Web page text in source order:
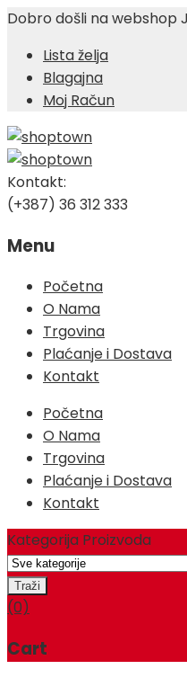
Dobro došli na webshop
Lista želja
Blagajna
Moj Račun
Kontakt:
(+387) 36 312 333
Menu
Skip
content
Početna
O Nama
Trgovina
Plaćanje i Dostava
Kontakt
Početna
O Nama
Trgovina
Plaćanje i Dostava
Kontakt
Kategorija Proizvoda
(0)
Cart